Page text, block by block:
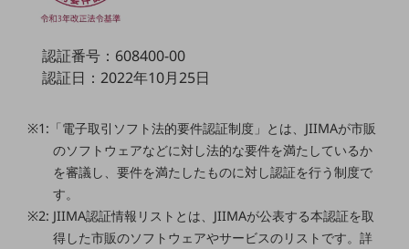
コミュニケーション・情報共有
業務効率化
職場環境整備
地域共創・地方創生
セキュリティ対策
認証番号：608400-00
認証日：2022年10月25日
※1:「電子取引ソフト法的要件認証制度」とは、JIIMAが市販
のソフトウェアなどに対し法的な要件を満たしているか
を審議し、要件を満たしたものに対し認証を行う制度で
す。
※2: JIIMA認証情報リストとは、JIIMAが公表する本認証を取
得した市販のソフトウェアやサービスのリストです。詳